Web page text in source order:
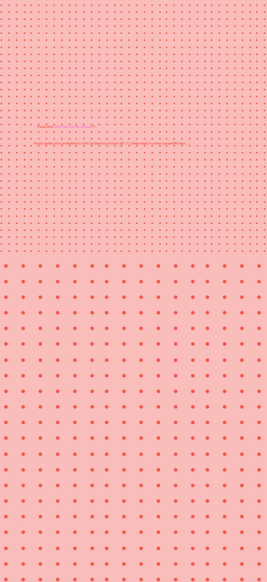
Xuxu, sério,olha onde a gente chegou!🥹
Foram tantas eras, produtinhos e hits (as básicas choram, tá? 💅), tantos looks e surtos compartilhados...